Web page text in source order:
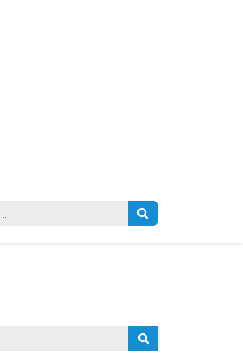
Zoeken
naar: